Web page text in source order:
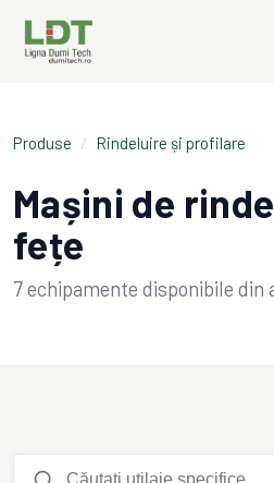
Produse / Rindeluire și profilare
Mașini de
fețe
7echipamente disponibile din